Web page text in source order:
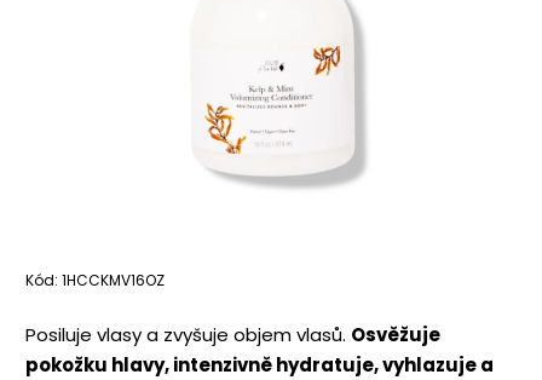
Kód: 1HCCKMV16OZ
Posiluje vlasy a zvyšuje objem vlasů. Osvěžuje
pokožku hlavy, intenzivně hydratuje, vyhlazuje a